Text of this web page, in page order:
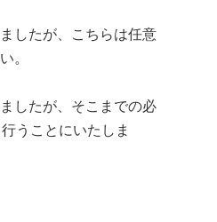
したが、こちらは任意
。
したが、そこまでの必
うことにいたしま